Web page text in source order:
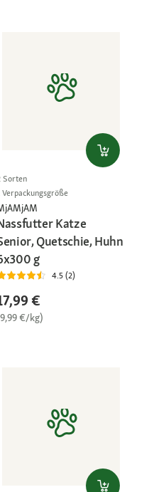
Sorten
Verpackungsgröße
Katze
Quetschie, Huhn
g
4.5 (2)
€
€/kg)